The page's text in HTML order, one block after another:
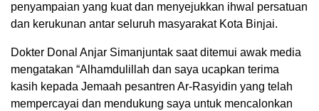
penyampaian yang kuat dan menyejukkan ihwal persatuan
dan kerukunan antar seluruh masyarakat Kota Binjai.
Dokter Donal Anjar Simanjuntak saat ditemui awak media
mengatakan “Alhamdulillah dan saya ucapkan terima
kasih kepada Jemaah pesantren Ar-Rasyidin yang telah
mempercayai dan mendukung saya untuk mencalonkan